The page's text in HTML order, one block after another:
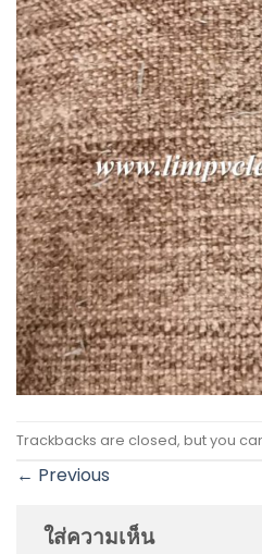
Trackbacks are closed, but you
← Previous
ใส่ความเห็น